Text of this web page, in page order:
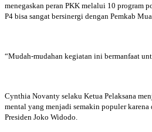
menegaskan peran PKK melalui 10 program
P4 bisa sangat bersinergi dengan Pemkab
“Mudah-mudahan kegiatan ini bermanfaat
Cynthia Novanty selaku Ketua Pelaksana
mental yang menjadi semakin populer
Presiden Joko Widodo.